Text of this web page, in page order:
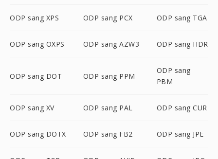
ODP sang XPS ODP sang PCX ODP sang TGA
ODP sang OXPS ODP sang AZW3 ODP sang HDR
ODP sang DOT ODP sang PPM
ODP sang
PBM
ODP sang XV ODP sang PAL ODP sang CUR
ODP sang DOTX ODP sang FB2 ODP sang JPE